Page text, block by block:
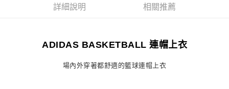
每筆NT$80，滿NT$1,500(含以上)免運費
每筆NT$80，滿NT$1,500(含以上)免運費
詳細說明 相關推薦
ADIDAS BASKETBALL 連帽上衣
場內外穿著都舒適的籃球連帽上衣